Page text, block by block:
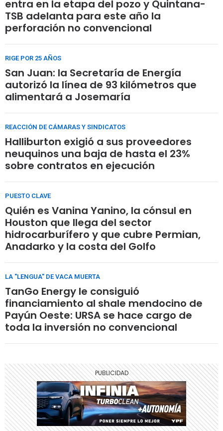
entra en la etapa del pozo y Quintana-
TSB adelanta para este año la
perforación no convencional
RIGE POR 25 AÑOS
San Juan: la Secretaría de Energía
autorizó la línea de 93 kilómetros que
alimentará a Josemaría
REACCIÓN DE CÁMARAS Y SINDICATOS
Halliburton exigió a sus proveedores
neuquinos una baja de hasta el 23%
sobre contratos en ejecución
PUESTO CLAVE
Quién es Vanina Yanino, la cónsul en
Houston que llega del sector
hidrocarburífero y que cubre Permian,
Anadarko y la costa del Golfo
LA "LENGUA" DE VACA MUERTA
TanGo Energy le consiguió
financiamiento al shale mendocino de
Payún Oeste: URSA se hace cargo de
toda la inversión no convencional